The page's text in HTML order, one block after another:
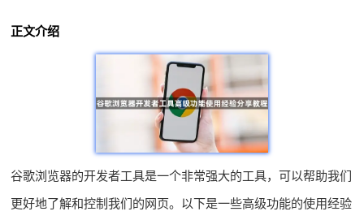
正文介绍
谷歌浏览器的开发者工具是一个非常强大的工具，可以帮助我们
更好地了解和控制我们的网页。以下是一些高级功能的使用经验